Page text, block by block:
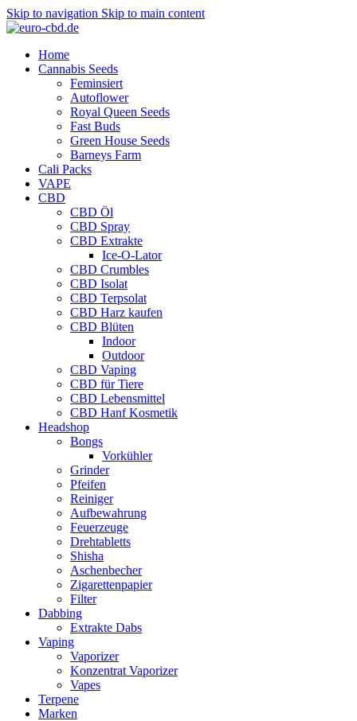
Skip to navigation Skip to main content
Home
Cannabis Seeds
Feminsiert
Autoflower
Royal Queen Seeds
Fast Buds
Green House Seeds
Barneys Farm
Cali Packs
VAPE
CBD
CBD Öl
CBD Spray
CBD Extrakte
Ice-O-Lator
CBD Crumbles
CBD Isolat
CBD Terpsolat
CBD Harz kaufen
CBD Blüten
Indoor
Outdoor
CBD Vaping
CBD für Tiere
CBD Lebensmittel
CBD Hanf Kosmetik
Headshop
Bongs
Vorkühler
Grinder
Pfeifen
Reiniger
Aufbewahrung
Feuerzeuge
Drehtabletts
Shisha
Aschenbecher
Zigarettenpapier
Filter
Dabbing
Extrakte Dabs
Vaping
Vaporizer
Konzentrat Vaporizer
Vapes
Terpene
Marken